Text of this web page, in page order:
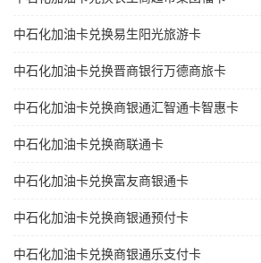
中石化加油卡兑换易生阳光旅游卡
中石化加油卡兑换晋商银行万德商旅卡
中石化加油卡兑换商银通汇智通卡智惠卡
中石化加油卡兑换商联通卡
中石化加油卡兑换富友商银通卡
中石化加油卡兑换商银通预付卡
中石化加油卡兑换商银通乐支付卡